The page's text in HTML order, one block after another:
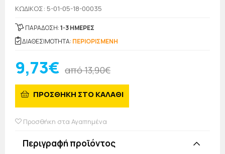
KΩΔΙΚΟΣ: 5-01-05-18-00035
ΠΑΡΑΔΟΣΗ:1-3 ΗΜΕΡΕΣ
ΔΙΑΘΕΣΙΜΟΤΗΤΑ: ΠΕΡΙΟΡΙΣΜΕΝΗ
9,73€ από 13,90€
ΠΡΟΣΘΗΚΗ ΣΤΟ ΚΑΛΑΘΙ
Προσθήκη στα Αγαπημένα
Περιγραφή προϊόντος